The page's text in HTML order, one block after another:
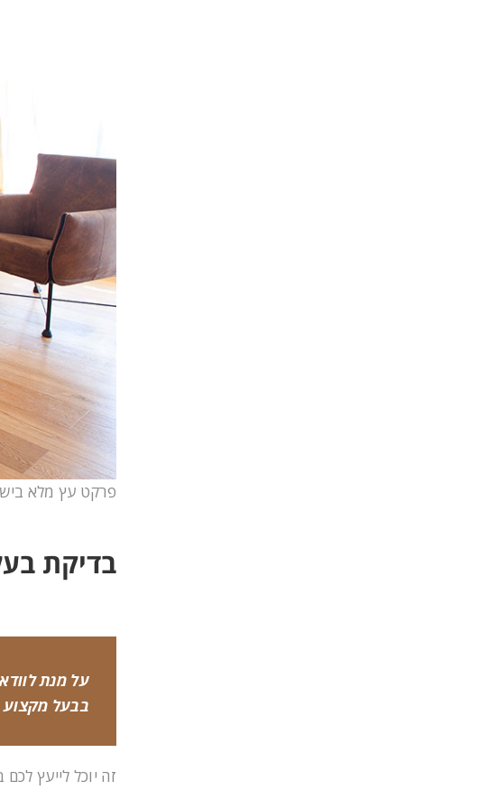
פרקט עץ מלא
בדיקת
על מנת
בבעל מקצוע
זה יוכל לייעץ